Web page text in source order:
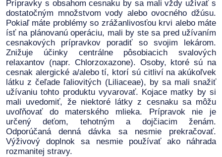
Prípravky s obsahom cesnaku by sa mali vždy užívať s
dostatočným množstvom vody alebo ovocného džúsu.
Pokiaľ máte problémy so zrážanlivosťou krvi alebo máte
ísť na plánovanú operáciu, mali by ste sa pred užívaním
cesnakových prípravkov poradiť so svojim lekárom.
Znižuje účinky centrálne pôsobiacich svalových
relaxantov (napr. Chlorzoxazone). Osoby, ktoré sú na
cesnak alergické a/alebo tí, ktorí sú citliví na akúkoľvek
látku z čeľade ľaliovitých (Liliaceae), by sa mali snažiť
užívaniu tohto produktu vyvarovať. Kojace matky by si
mali uvedomiť, že niektoré látky z cesnaku sa môžu
uvoľňovať do materského mlieka. Prípravok nie je
určený deťom, tehotným a dojčiacim ženám.
Odporúčaná denná dávka sa nesmie prekračovať.
Výživový doplnok sa nesmie používať ako náhrada
rozmanitej stravy.